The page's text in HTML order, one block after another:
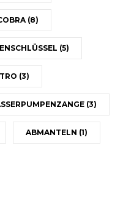
(8)
(5)
(3)
(3)
ABMANTELN (1)